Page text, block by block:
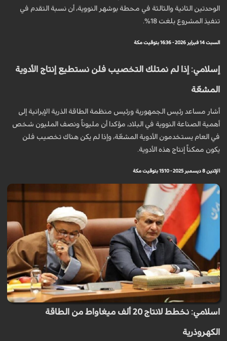
الوحدتين الثانية والثالثة في محطة بوشهر النووية، أن نسبة التقدم في
تنفيذ المشروع بلغت 18%.
السبت 14 فبراير 2026 - 16:36 بتوقيت مكة
إسلامي: إذا لم نمتلك التخصيب فلن نستطيع إنتاج الأدوية
المشعّة
أشار مساعد رئيس الجمهورية ورئيس منظمة الطاقة الذرية الإيرانية إلى
أهمية الصناعة النووية في البلاد، مؤكدا أن مليوناً ونصف المليون شخص
في العام يستخدمون الأدوية المشعّة، وإذا لم يكن هناك تخصيب فلن
يكون ممكناً إنتاج هذه الأدوية.
الإثنين 8 ديسمبر 2025 - 15:10 بتوقيت مكة
اسلامي: نخطط لانتاج 20 ألف ميغاواط من الطاقة
الكهروذرية